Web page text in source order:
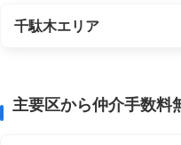
千駄木エリア
主要区から仲介手数料